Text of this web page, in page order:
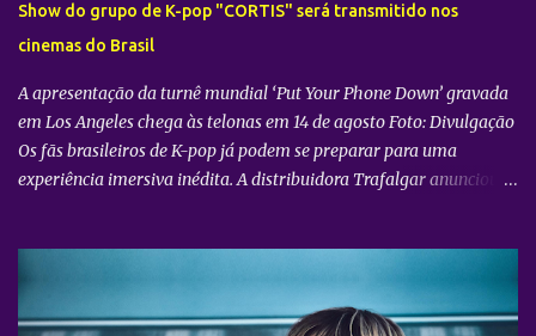
Show do grupo de K-pop "CORTIS" será transmitido nos
cinemas do Brasil
A apresentação da turnê mundial ‘Put Your Phone Down’ gravada
em Los Angeles chega às telonas em 14 de agosto Foto: Divulgação
Os fãs brasileiros de K-pop já podem se preparar para uma
experiência imersiva inédita. A distribuidora Trafalgar anunciou o
realizado diretamente do YouTube Theater , na cidade de Los
Angeles (EUA). O objetivo da ação é proporcionar ao público uma